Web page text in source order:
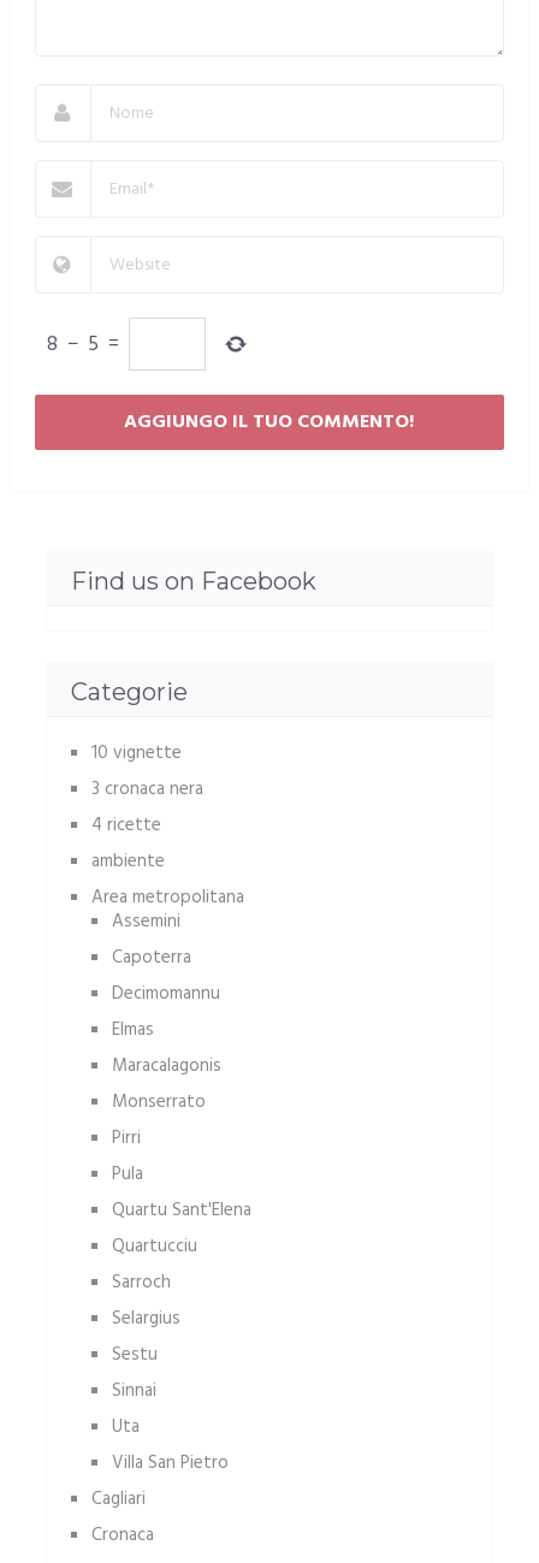
8 − 5 =
Find us on Facebook
Categorie
10 vignette
3 cronaca nera
4 ricette
ambiente
Area metropolitana
Assemini
Capoterra
Decimomannu
Elmas
Maracalagonis
Monserrato
Pirri
Pula
Quartu Sant'Elena
Quartucciu
Sarroch
Selargius
Sestu
Sinnai
Uta
Villa San Pietro
Cagliari
Cronaca